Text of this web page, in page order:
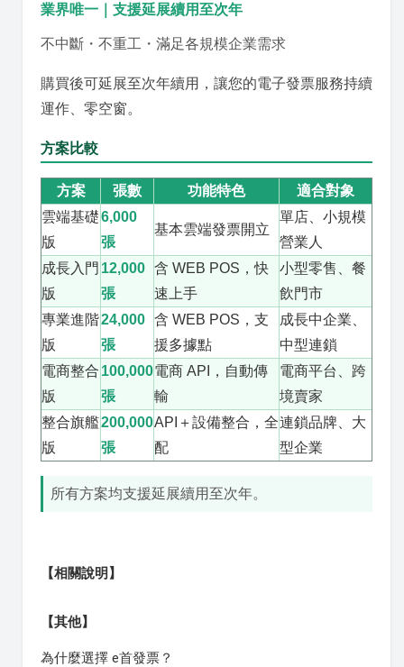
業界唯一｜支援延展續用至次年
不中斷・不重工・滿足各規模企業需求
購買後可延展至次年續用，讓您的電子發票服務持續
運作、零空窗。
方案比較
方案 張數 功能特色
適合對象
雲端基礎
版
6,000
張
基本雲端發票開立
單店、小規模
營業人
成長入門
版
12,000
張
含 WEB POS，快
速上手
小型零售、餐
飲門市
專業進階
版
24,000
張
含 WEB POS，支
援多據點
成長中企業、
中型連鎖
電商整合
版
100,000
張
電商 API，自動傳
輸
電商平台、跨
境賣家
整合旗艦
版
200,000
張
API＋設備整合，全
配
連鎖品牌、大
型企業
所有方案均支援延展續用至次年。
【相關說明】
【其他】
為什麼選擇 e首發票？